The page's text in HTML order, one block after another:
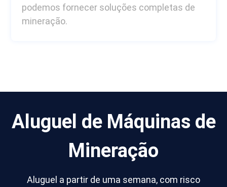
podemos fornecer soluções completas de
mineração.
Aluguel de Máquinas de
Mineração
Aluguel a partir de uma semana, com risco